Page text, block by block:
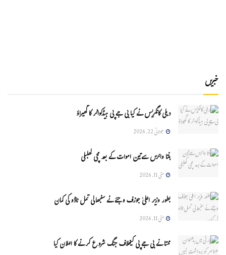
خبریں
دہلی کانگریس نے کیا بی جے پی ہیڈکواٹر کا گھیراؤ
جولائی 22, 2026
ہنتا وائرس سےتین اموات کے بعد مچی کھلبلی
مئی 11, 2026
بطور وزیر اعلیٰ جوزف وجئے نے سنبھالی تمل ناڈو کی کمان
مئی 11, 2026
ممتا نے بی جے پی کیخلاف جنگ شروع کرنے کا اعلان کیا